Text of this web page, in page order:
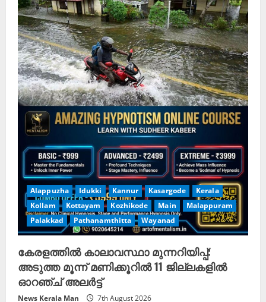
Alappuzha Idukki Kannur Kasargode
Kerala
Kollam
Kottayam Kozhikode Main
Malappuram
Palakkad
Pathanamthitta Wayanad
കേരളത്തിൽ കാലാവസ്ഥാ മുന്നറിയിപ്പ്:
അടുത്ത മൂന്ന് മണിക്കൂറിൽ 11 ജില്ലകളിൽ
ഓറഞ്ച് അലർട്ട്
News Kerala Man 7th August 2026